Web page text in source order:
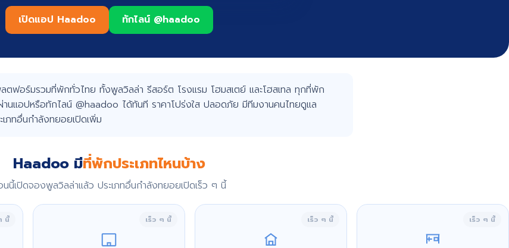
เปิดแอป Haadoo ทักไลน์ @haadoo
ฟอร์มรวมที่พักทั่วไทย ทั้งพูลวิลล่า รีสอร์ต โรงแรม โฮมสเตย์ และโฮสเทล ทุกที่พัก
นแอปหรือทักไลน์ @haadoo ได้ทันที ราคาโปร่งใส ปลอดภัย มีทีมงานคนไทยดูแล
ภทอื่นกำลังทยอยเปิดเพิ่ม
Haadoo มีที่พักประเภทไหนบ้าง
นี้เปิดจองพูลวิลล่าแล้ว ประเภทอื่นกำลังทยอยเปิดเร็ว ๆ นี้
นี้ เร็ว ๆ นี้ เร็ว ๆ นี้ เร็ว ๆ นี้